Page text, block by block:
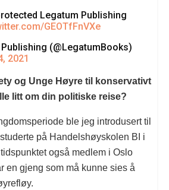
Legatum Publishing
GEOTfFnVXe
(@LegatumBooks)
2021
og Unge Høyre til konservativt
litt om din politiske reise?
ble jeg introdusert til
på Handelshøyskolen BI i
også medlem i Oslo
en gjeng som må kunne sies å